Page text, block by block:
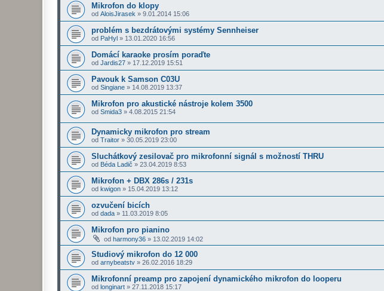
Mikrofon do klopy
od AloisJirasek » 9.01.2014 15:06
problém s bezdrátovými systémy Sennheiser
od PaHyl » 13.01.2020 16:56
Domácí karaoke prosím poraďte
od Jardis27 » 17.12.2019 15:51
Pavouk k Samson C03U
od Singiane » 14.08.2019 13:37
Mikrofon pro akustické nástroje kolem 3500
od Smida3 » 4.08.2015 21:54
Dynamicky mikrofon pro stream
od Traitor » 30.05.2019 23:00
Sluchátkový zesilovač pro mikrofonní signál s možností THRU
od Béda Ladič » 23.04.2019 8:53
Mikrofon + DBX 286s / 231s
od kwigon » 15.04.2019 13:12
ozvučení bicích
od dada » 11.03.2019 8:05
Mikrofon pro pianino
od harmony36 » 13.02.2019 14:02
Studiový mikrofon do 12 000
od arnybeatstv » 26.02.2016 18:29
Mikrofonní preamp pro zapojení dynamického mikrofon do looperu
od longinart » 27.11.2018 15:17